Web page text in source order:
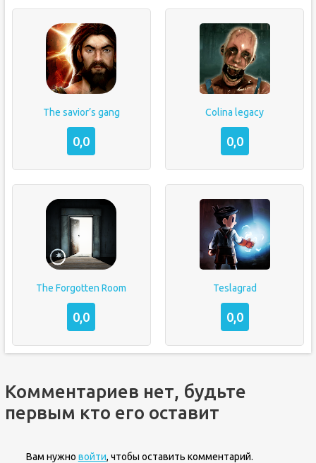
The savior’s gang
0,0
Colina legacy
0,0
The Forgotten Room
0,0
Teslagrad
0,0
Комментариев нет, будьте
первым кто его оставит
Вам нужно войти, чтобы оставить комментарий.